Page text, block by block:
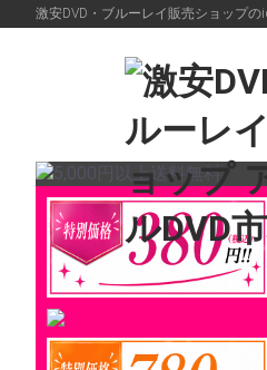
激安DVD・ブルーレイ販売ショップの